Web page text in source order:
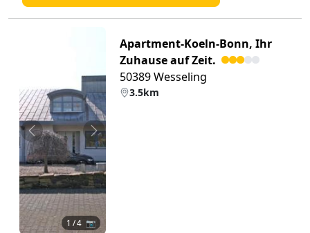
Zurück Weiter
1 / 4 📷
Apartment-Koeln-Bonn, Ihr
Zuhause auf Zeit.
50389 Wesseling
3.5km